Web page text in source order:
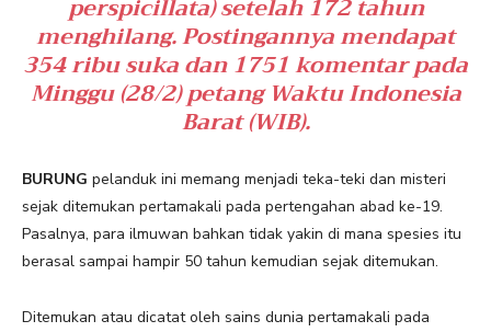
perspicillata) setelah 172 tahun
menghilang. Postingannya mendapat
354 ribu suka dan 1751 komentar pada
Minggu (28/2) petang Waktu Indonesia
Barat (WIB).
BURUNG pelanduk ini memang menjadi teka-teki dan misteri
sejak ditemukan pertamakali pada pertengahan abad ke-19.
Pasalnya, para ilmuwan bahkan tidak yakin di mana spesies itu
berasal sampai hampir 50 tahun kemudian sejak ditemukan.
Ditemukan atau dicatat oleh sains dunia pertamakali pada